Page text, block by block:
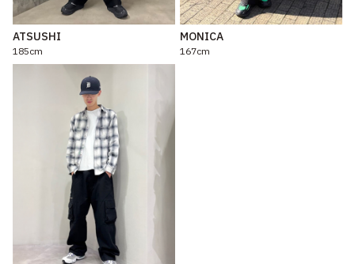
ATSUSHI
185cm
MONICA
167cm